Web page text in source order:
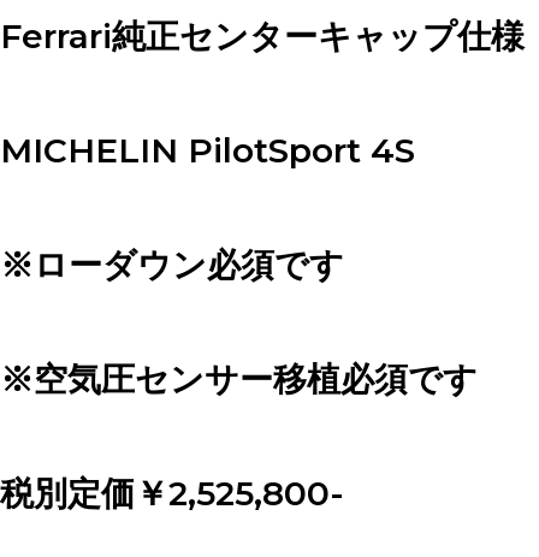
Ferrari純正センターキャップ仕様
MICHELIN PilotSport 4S
※ローダウン必須です
※空気圧センサー移植必須です
税別定価￥2,525,800-